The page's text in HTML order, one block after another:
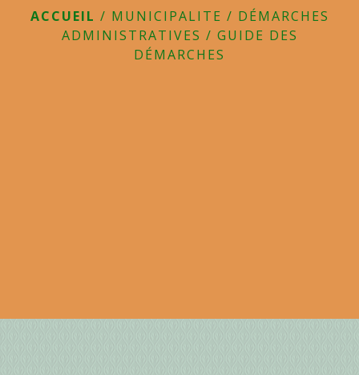
ACCUEIL / MUNICIPALITE / DÉMARCHES
ADMINISTRATIVES / GUIDE DES
DÉMARCHES